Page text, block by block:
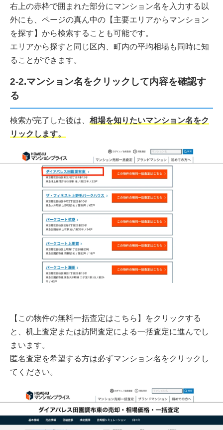
右上の赤枠で囲まれた部分にマンション名を入力する以
外にも、ページの真ん中の【主要エリアからマンション
を探す】から検索することも可能です。
エリアから探すと同じ区内、町内の平均相場も同時に知
ることができます。
2-2.マンション名をクリックして内容を確認す
る
検索が完了した後は、 相場を知りたいマンション名をク
リックします。
【この物件の無料一括査定はこちら】をクリックする
と、机上査定または訪問査定による一括査定に進んでし
まいます。
匿名査定を希望する方は必ずマンション名をクリックし
てください。